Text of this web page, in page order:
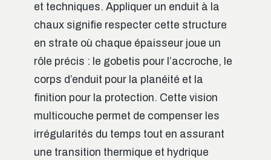
et techniques. Appliquer un enduit à la
chaux signifie respecter cette structure
en strate où chaque épaisseur joue un
rôle précis : le gobetis pour l’accroche, le
corps d’enduit pour la planéité et la
finition pour la protection. Cette vision
multicouche permet de compenser les
irrégularités du temps tout en assurant
une transition thermique et hydrique